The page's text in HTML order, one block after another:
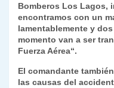
Bomberos Los Lagos,
encontramos con un
lamentablemente y
momento van a ser
Fuerza Aérea“.
El comandante
las causas del